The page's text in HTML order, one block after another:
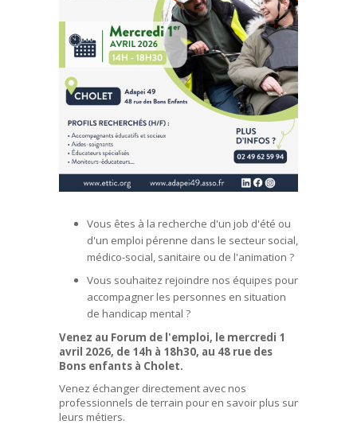
Vous êtes à la recherche d'un job d'été ou
d'un emploi pérenne dans le secteur social,
médico-social, sanitaire ou de l'animation ?
Vous souhaitez rejoindre nos équipes pour
accompagner les personnes en situation
de handicap mental ?
Venez au Forum de l'emploi, le mercredi 1
avril 2026, de 14h à 18h30, au 48 rue des
Bons enfants à Cholet.
Venez échanger directement avec nos
professionnels de terrain pour en savoir plus sur
leurs métiers.